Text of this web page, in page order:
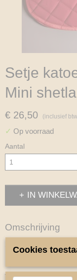
Setje
Mini
€ 26,50 (inclusief
✓ Op voorraad
Aantal
IN
Omschrijving
Voor zadel 12-14 inch
Cookies